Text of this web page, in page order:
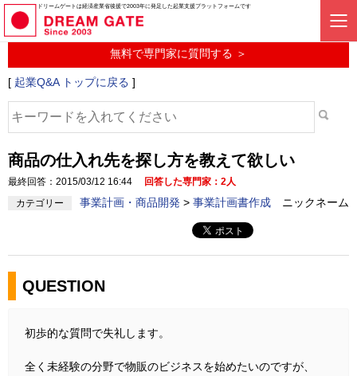
ドリームゲートは経済産業省後援で2003年に発足した起業支援プラットフォームです
起業に関するみんなの質問投稿サービス
起業Q&A
無料で専門家に質問する ＞
[ 起業Q&A トップに戻る ]
商品の仕入れ先を探し方を教えて欲しい
最終回答：2015/03/12 16:44
回答した専門家：2人
カテゴリー
事業計画・商品開発 > 事業計画書作成 ニックネーム
QUESTION
初歩的な質問で失礼します。
全く未経験の分野で物販のビジネスを始めたいのですが、